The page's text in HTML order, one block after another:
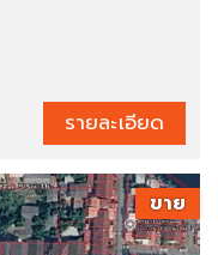
รายละเอียด
ขาย